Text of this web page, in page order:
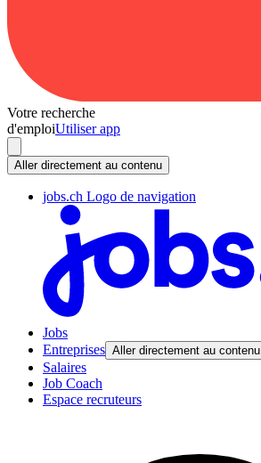
Votre recherche
d'emploiUtiliser app
Aller directement au contenu
jobs.ch Logo de navigation
Jobs
Entreprises Aller directement au contenu
Salaires
Job Coach
Espace recruteurs